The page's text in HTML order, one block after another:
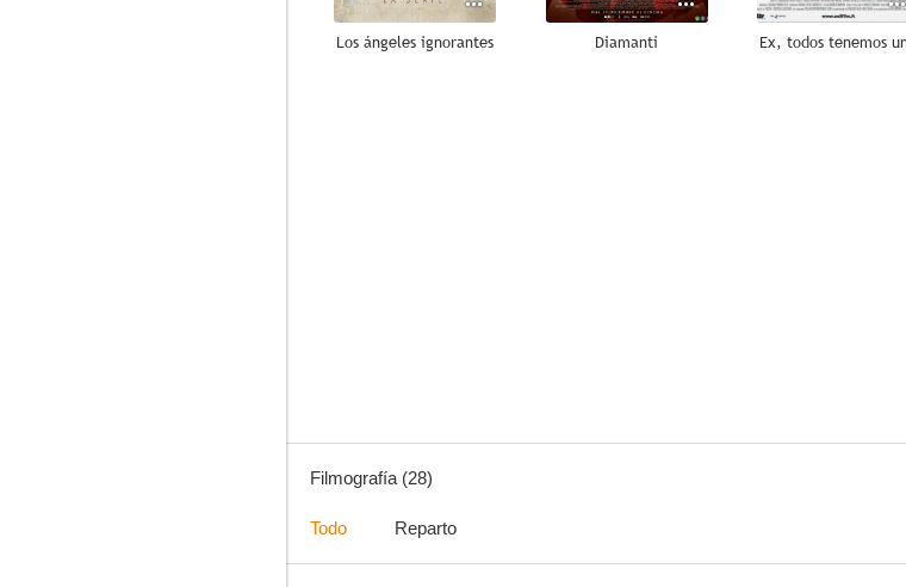
Los ángeles ignorantes Diamanti Ex, todos tenemos
Filmografía (28)
Todo Reparto